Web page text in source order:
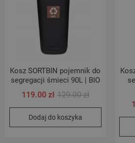
Kosz SORTBIN pojemnik do
segregacji śmieci 90L | BIO
129.00złPierwotna
cena
wynosiła:
129.00 zł.
119.00 zł
Aktualna
cena
119.00 zł.
Dodaj do koszyka